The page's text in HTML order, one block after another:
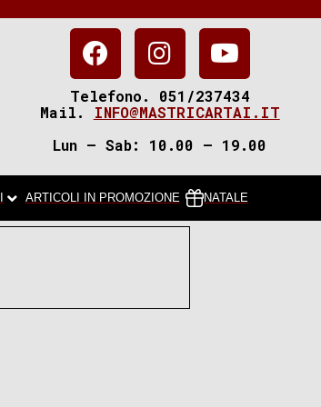
Telefono. 051/237434
Mail.
INFO@MASTRICARTAI.IT
Lun – Sab: 10.00 – 19.00
ARTICOLI IN PROMOZIONE NATALE